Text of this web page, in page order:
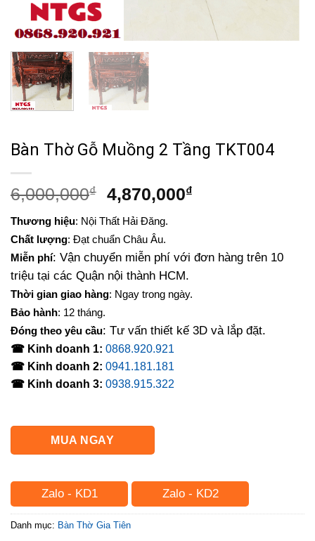
Bàn Thờ Gỗ Muồng 2 Tầng TKT004
6,000,000₫
Giá
là:
6,000,000₫.
4,870,000₫Giá
4,870,000₫.
Thương hiệu: Nội Thất Hải Đăng.
Chất lượng: Đạt chuẩn Châu Âu.
Miễn phí: Vận chuyển miễn phí với đơn hàng trên 10
triệu tại các Quận nội thành HCM.
Thời gian giao hàng: Ngay trong ngày.
Bảo hành: 12 tháng.
Đóng theo yêu cầu: Tư vấn thiết kế 3D và lắp đặt.
☎ Kinh doanh 1: 0868.920.921
☎ Kinh doanh 2: 0941.181.181
☎ Kinh doanh 3: 0938.915.322
MUA NGAY
Zalo - KD1 Zalo - KD2
Danh mục: Bàn Thờ Gia Tiên